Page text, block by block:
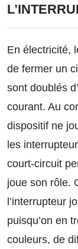
En électricité,
de fermer un
sont doublés
courant. Au
dispositif ne
les
court-circuit
joue son rôle.
l’interrupteur
puisqu’on en
couleurs, de